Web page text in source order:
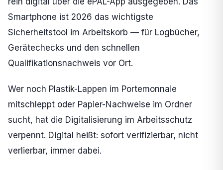
Smartphone ist 2026 das wichtigste
Sicherheitstool im Arbeitskorb — für Logbücher,
Gerätechecks und den schnellen
Qualifikationsnachweis vor Ort.
Wer noch Plastik-Lappen im Portemonnaie
mitschleppt oder Papier-Nachweise im Ordner
sucht, hat die Digitalisierung im Arbeitsschutz
verpennt. Digital heißt: sofort verifizierbar, nicht
verlierbar, immer dabei.